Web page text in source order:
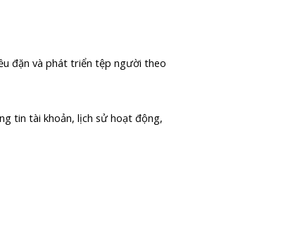
đặn và phát triển tệp người theo
tin tài khoản, lịch sử hoạt động,